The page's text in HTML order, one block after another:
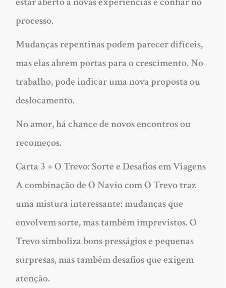
processo.
Mudanças repentinas podem parecer difíceis,
mas elas abrem portas para o crescimento. No
trabalho, pode indicar uma nova proposta ou
deslocamento.
No amor, há chance de novos encontros ou
recomeços.
Carta 3 + O Trevo: Sorte e Desafios em Viagens
A combinação de O Navio com O Trevo traz
uma mistura interessante: mudanças que
envolvem sorte, mas também imprevistos. O
Trevo simboliza bons presságios e pequenas
surpresas, mas também desafios que exigem
atenção.